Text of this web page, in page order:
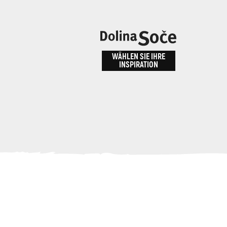
WÄHLEN SIE IHRE
INSPIRATION